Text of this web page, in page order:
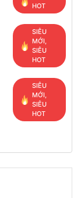
HOT
SIÊU
MỚI,
SIÊU
HOT
SIÊU
MỚI,
SIÊU
HOT